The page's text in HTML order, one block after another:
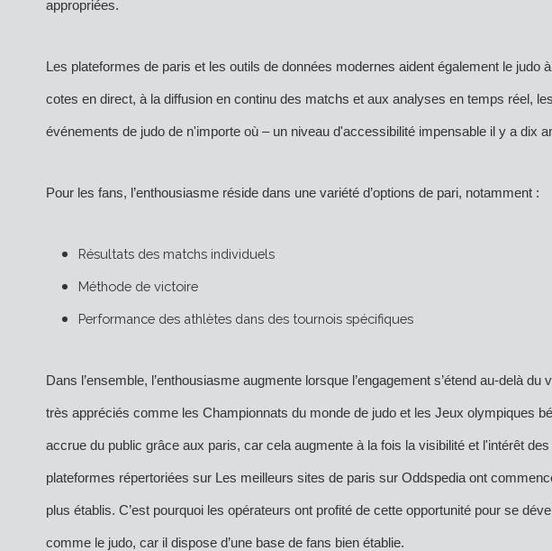
appropriées.
Les plateformes de paris et les outils de données modernes aident également le judo
cotes en direct, à la diffusion en continu des matchs et aux analyses en temps réel,
événements de judo de n'importe où – un niveau d'accessibilité impensable il y a dix
Pour les fans, l’enthousiasme réside dans une variété d’options de pari, notamment :
Résultats des matchs individuels
Méthode de victoire
Performance des athlètes dans des tournois spécifiques
Dans l’ensemble, l’enthousiasme augmente lorsque l’engagement s’étend au-delà
très appréciés comme les Championnats du monde de judo et les Jeux olympiques
accrue du public grâce aux paris, car cela augmente à la fois la visibilité et l'intérêt
plateformes répertoriées sur Les meilleurs sites de paris sur Oddspedia ont
plus établis. C’est pourquoi les opérateurs ont profité de cette opportunité pour se
comme le judo, car il dispose d’une base de fans bien établie.